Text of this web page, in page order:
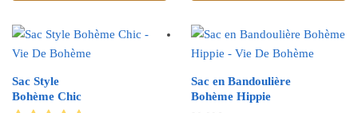
Sac Style
Bohème Chic
Sac en Bandoulière
Bohème Hippie